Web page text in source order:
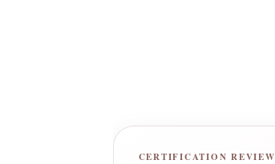
CERTIFICATION REVIEW